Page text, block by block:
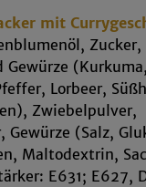
und das knusprige
mit
Gewürze
Lorbeer,
Zwiebelpulver,
Gewürze (Salz,
Maltodextrin,
E631; E627,